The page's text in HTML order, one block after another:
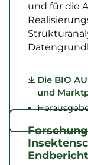
und für die
Die BIO
und
Endbericht